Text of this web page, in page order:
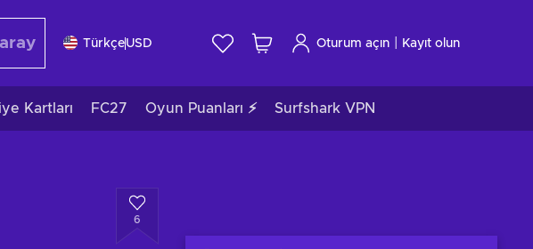
TürkçeUSD Oturum açın Kayıt olun
Kartları FC27 Oyun Puanları ⚡ Surfshark VPN
6